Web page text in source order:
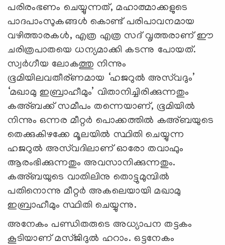
പരിരംഭണം ചെയ്യുന്നത്, മഹാത്മാക്കളുടെ
പാദപാംസുകങ്ങൾ കൊണ്ട് പരിപാവനമായ
വഴിത്താരകൾ, എത്ര എത്ര സദ് വൃത്തരാണ് ഈ
ചരിത്രപാതയെ ധന്യമാക്കി കടന്നു പോയത്.
സ്വർഗീയ ലോകത്തു നിന്നും
ഭൂമിയിലവതീര്ണമായ ‘ഹജറുൽ അസ്‌വദും’
‘മഖാമു ഇബ്രാഹീമും’ വിതാനിച്ചിരിക്കുന്നതും
കഅ്ബക്ക് സമീപം തന്നെയാണ്, ഭൂമിയിൽ
നിന്നും ഒന്നര മീറ്റർ പൊക്കത്തിൽ കഅ്ബയുടെ
തെക്കുകിഴക്കേ മൂലയിൽ സ്ഥിതി ചെയ്യുന്ന
ഹജറുൽ അസ്‌വദിലാണ് ഓരോ തവാഫും
ആരംഭിക്കുന്നതും അവസാനിക്കുന്നതും.
കഅ്ബയുടെ വാതിലിനു തൊട്ടുമുമ്പിൽ
പതിനൊന്നു മീറ്റർ അകലെയായി മഖാമു
ഇബ്രാഹീമും സ്ഥിതി ചെയ്യുന്നു.
അനേകം പണ്ഡിതരുടെ അധ്യാപന തട്ടകം
കൂടിയാണ് മസ്ജിദുല്‍ ഹറാം. ഒട്ടനേകം